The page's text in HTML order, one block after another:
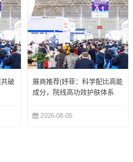
破
展商推荐|妤菲：科学配比高能
成分，院线高功效护肤体系
2026-08-05